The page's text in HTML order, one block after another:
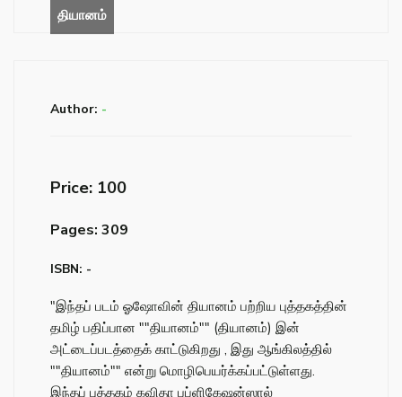
Author: -
Price: ₹100
Pages: 309
ISBN: -
"இந்தப் படம் ஓஷோவின் தியானம் பற்றிய புத்தகத்தின்
தமிழ் பதிப்பான ""தியானம்"" (தியானம்) இன்
அட்டைப்படத்தைக் காட்டுகிறது , இது ஆங்கிலத்தில்
""தியானம்"" என்று மொழிபெயர்க்கப்பட்டுள்ளது.
இந்தப் புத்தகம் கவிதா பப்ளிகேஷன்ஸால்